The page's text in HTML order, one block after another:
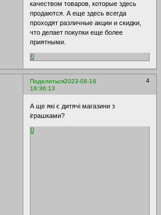
качеством товаров, которые здесь
продаются. А еще здесь всегда
проходят различные акции и скидки,
что делает покупки еще более
приятными.
0
Поделиться 4
2023-08-16
18:36:13
А ще які є дитячі магазини з
іграшками?
0